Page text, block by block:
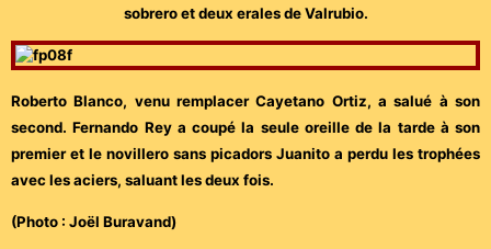
sobrero et deux erales de Valrubio.
Roberto Blanco, venu remplacer Cayetano Ortiz, a salué à son
second. Fernando Rey a coupé la seule oreille de la tarde à son
premier et le novillero sans picadors Juanito a perdu les trophées
avec les aciers, saluant les deux fois.
(Photo : Joël Buravand)